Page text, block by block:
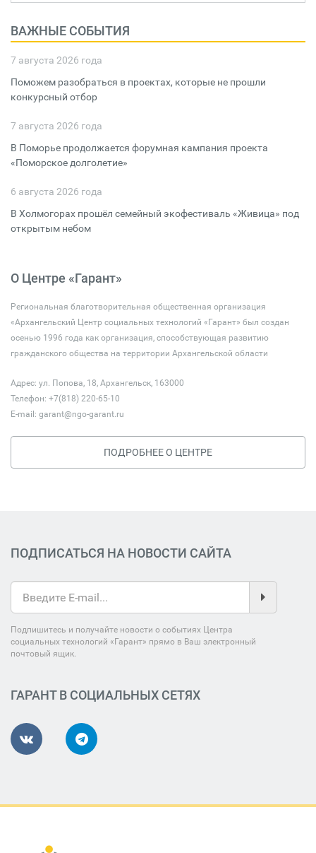
ВАЖНЫЕ СОБЫТИЯ
7 августа 2026 года
Поможем разобраться в проектах, которые не прошли
конкурсный отбор
7 августа 2026 года
В Поморье продолжается форумная кампания проекта
«Поморское долголетие»
6 августа 2026 года
В Холмогорах прошёл семейный экофестиваль «Живица» под
открытым небом
О Центре «Гарант»
Региональная благотворительная общественная организация
«Архангельский Центр социальных технологий «Гарант» был создан
осенью 1996 года как организация, способствующая развитию
гражданского общества на территории Архангельской области
Адрес: ул. Попова, 18, Архангельск, 163000
Телефон: +7(818) 220-65-10
E-mail: garant@ngo-garant.ru
ПОДРОБНЕЕ О ЦЕНТРЕ
ПОДПИСАТЬСЯ НА НОВОСТИ САЙТА
Подпишитесь и получайте новости о событиях Центра
социальных технологий «Гарант» прямо в Ваш электронный
почтовый ящик.
ГАРАНТ В СОЦИАЛЬНЫХ СЕТЯХ